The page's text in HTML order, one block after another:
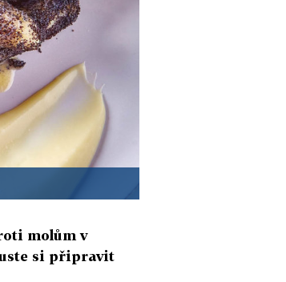
molům v
si připravit